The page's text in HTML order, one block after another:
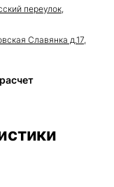
переулок,
Славянка д.17,